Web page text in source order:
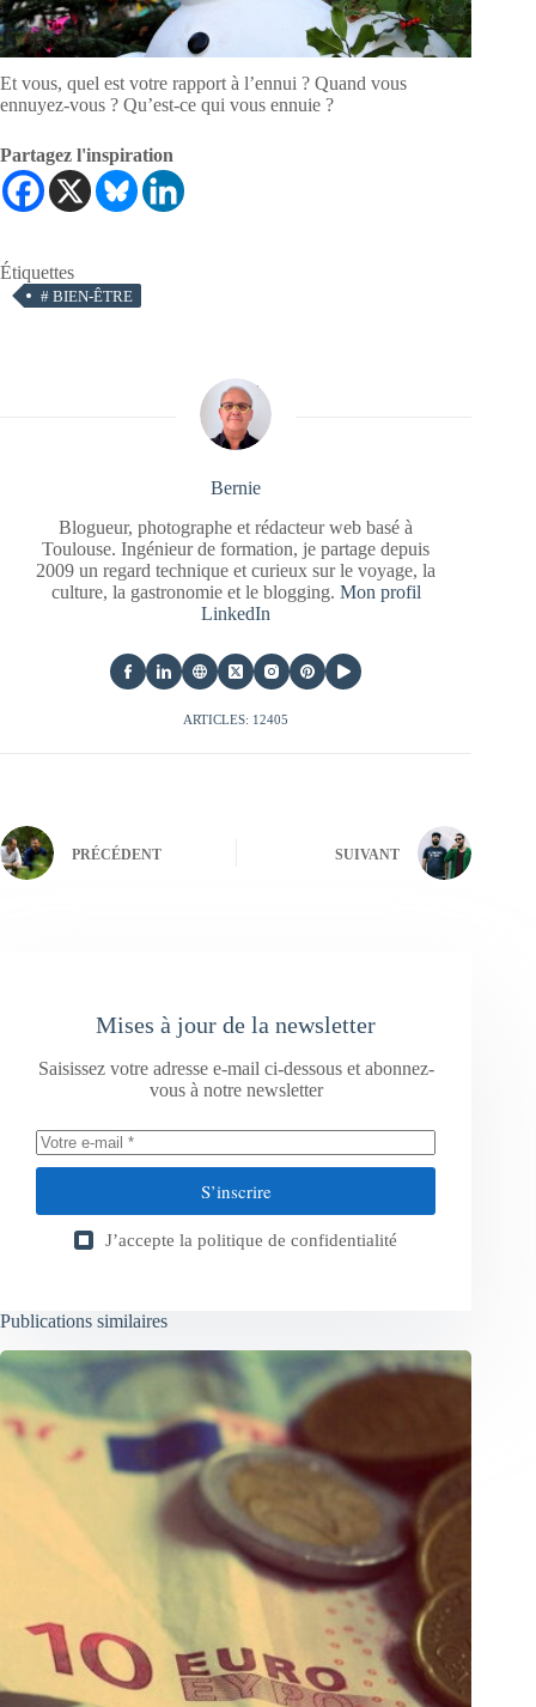
Et vous, quel est votre rapport à l’ennui ? Quand vous
ennuyez-vous ? Qu’est-ce qui vous ennuie ?
Partagez l'inspiration
Étiquettes
# BIEN-ÊTRE
Bernie
Blogueur, photographe et rédacteur web basé à
Toulouse. Ingénieur de formation, je partage depuis
2009 un regard technique et curieux sur le voyage, la
culture, la gastronomie et le blogging. Mon profil
LinkedIn
ARTICLES: 12405
PRÉCÉDENT SUIVANT
Mises à jour de la newsletter
Saisissez votre adresse e-mail ci-dessous et abonnez-
vous à notre newsletter
S’inscrire
J’accepte la politique de confidentialité
Publications similaires